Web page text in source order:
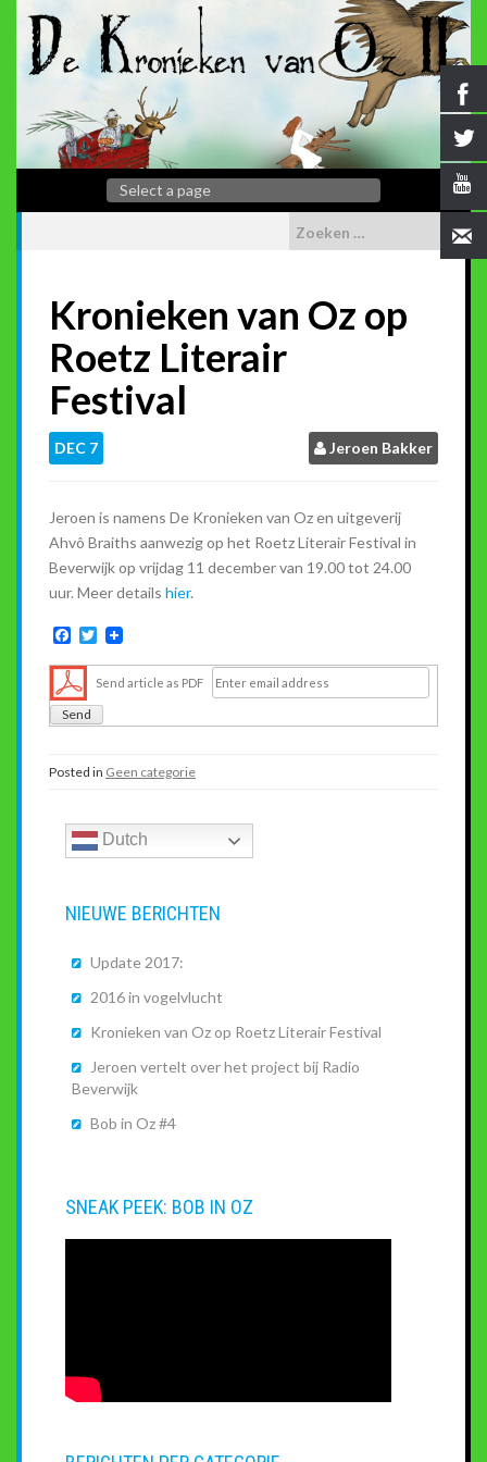
Kronieken van Oz op
Roetz Literair
Festival
DEC 7 Jeroen Bakker
Jeroen is namens De Kronieken van Oz en uitgeverij
Ahvô Braiths aanwezig op het Roetz Literair Festival in
Beverwijk op vrijdag 11 december van 19.00 tot 24.00
uur. Meer details hier.
F
c
e
b
o
T
i
t
t
e
Send article as PDF
Posted in Geen categorie
Dutch
NIEUWE BERICHTEN
Update 2017:
2016 in vogelvlucht
Kronieken van Oz op Roetz Literair Festival
Jeroen vertelt over het project bij Radio
Beverwijk
Bob in Oz #4
SNEAK PEEK: BOB IN OZ